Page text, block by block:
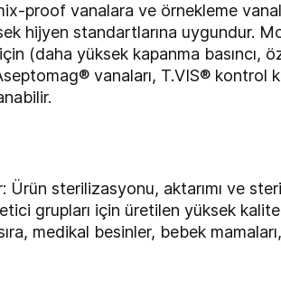
proof vanalara ve örnekleme
hijyen standartlarına uygundur.
(daha yüksek kapanma basıncı,
vanaları, T.VIS® kontrol
sterilizasyonu, aktarımı ve
grupları için üretilen yüksek
medikal besinler, bebek